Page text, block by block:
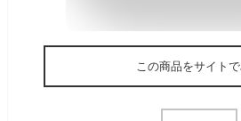
この商品をサイト